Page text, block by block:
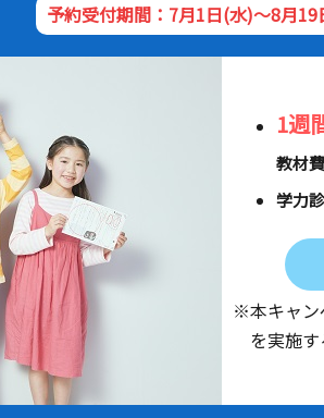
予約受付期間：7月1日(水)～8月19
1週
教材
学力
※本キャン
を実施す